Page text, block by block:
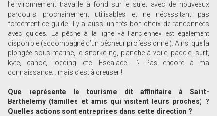
l’environnement travaille à fond sur le sujet avec de nouveaux
parcours prochainement utilisables et ne nécessitant pas
forcément de guide. Il y a aussi un très bon choix de randonnées
avec guides. La pêche à la ligne «à l’ancienne» est également
disponible (accompagné d’un pêcheur professionnel). Ainsi que la
plongée sous-marine, le snorkeling, planche à voile, paddle, surf,
kyte, canoë, jogging, etc. Escalade... ? Pas encore à ma
connaissance… mais c’est à creuser !
Que représente le tourisme dit affinitaire à Saint-
Barthélemy (familles et amis qui visitent leurs proches) ?
Quelles actions sont entreprises dans cette direction ?